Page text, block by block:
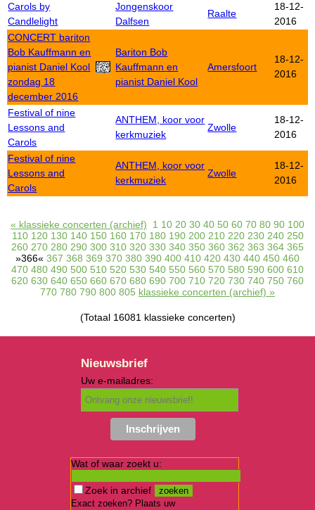
Carols by
Candlelight
Jongenskoor
Dalfsen
Raalte
18-12-
2016
CONCERT bariton
Bob Kauffmann en
pianist Daniel Kool
zondag 18
december 2016
Bariton Bob
Kauffmann en
pianist Daniel Kool
Amersfoort
18-12-
2016
Festival of nine
Lessons and
Carols
ANTHEM, koor voor
kerkmuziek
Zwolle
18-12-
2016
Festival of nine
Lessons and
Carols
ANTHEM, koor voor
kerkmuziek
Zwolle
18-12-
2016
« klassieke concerten (archief) 1 10 20 30 40 50 60 70 80 90 100
110 120 130 140 150 160 170 180 190 200 210 220 230 240 250
260 270 280 290 300 310 320 330 340 350 360 362 363 364 365
»366« 367 368 369 370 380 390 400 410 420 430 440 450 460
470 480 490 500 510 520 530 540 550 560 570 580 590 600 610
620 630 640 650 660 670 680 690 700 710 720 730 740 750 760
770 780 790 800 805 klassieke concerten (archief) »
(Totaal 16081 klassieke concerten)
Nieuwsbrief
Uw e-mailadres:
Wat of waar zoekt u:
Zoek in archief
Exact zoeken? Plaats uw